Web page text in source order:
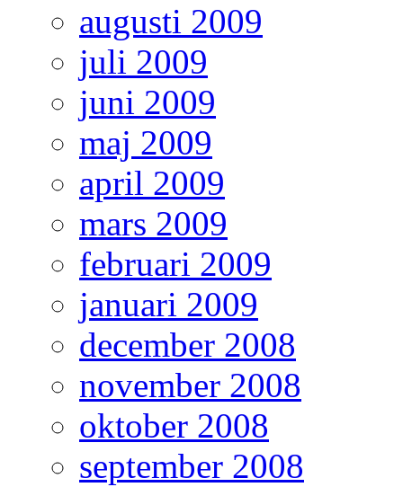
augusti 2009
juli 2009
juni 2009
maj 2009
april 2009
mars 2009
februari 2009
januari 2009
december 2008
november 2008
oktober 2008
september 2008